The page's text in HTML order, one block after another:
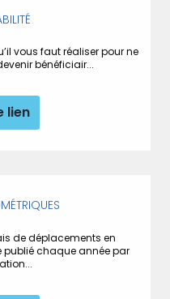
vous faut réaliser pour ne
bénéficiair...
lien
de déplacements en
chaque année par